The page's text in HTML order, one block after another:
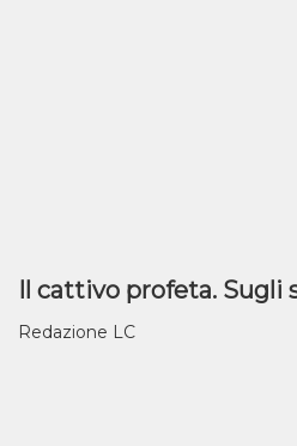
Il cattivo profeta.
Redazione LC